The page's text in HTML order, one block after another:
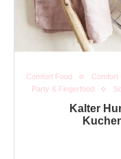
Comfort Food Comfort
Party & Fingerfood
Kalter